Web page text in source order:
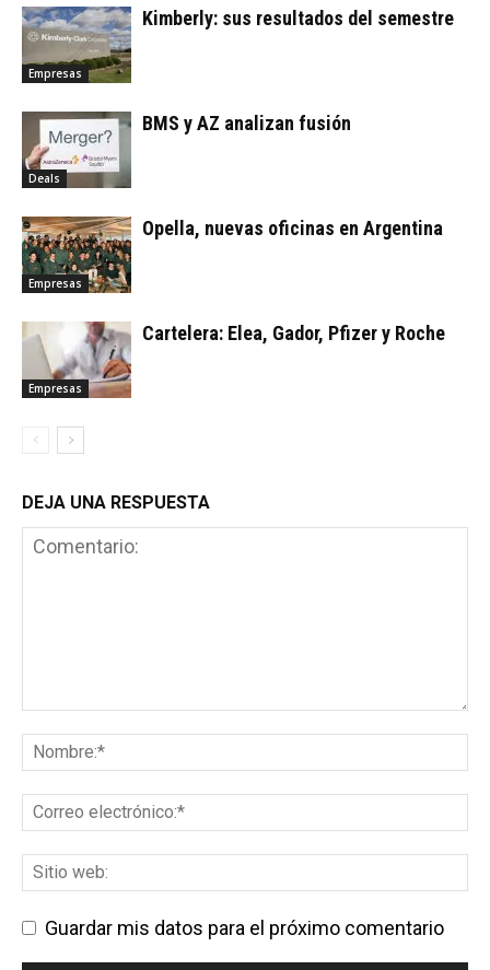
Empresas
Kimberly: sus resultados del semestre
Deals
BMS y AZ analizan fusión
Empresas
Opella, nuevas oficinas en Argentina
Empresas
Cartelera: Elea, Gador, Pfizer y Roche
DEJA UNA RESPUESTA
Guardar mis datos para el próximo comentario